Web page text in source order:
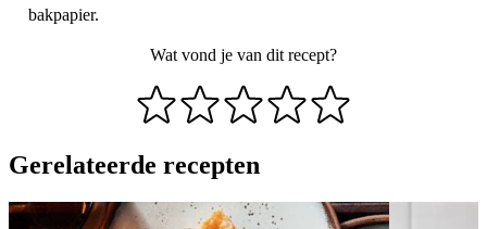
bakpapier.
Wat vond je van dit recept?
Gerelateerde recepten